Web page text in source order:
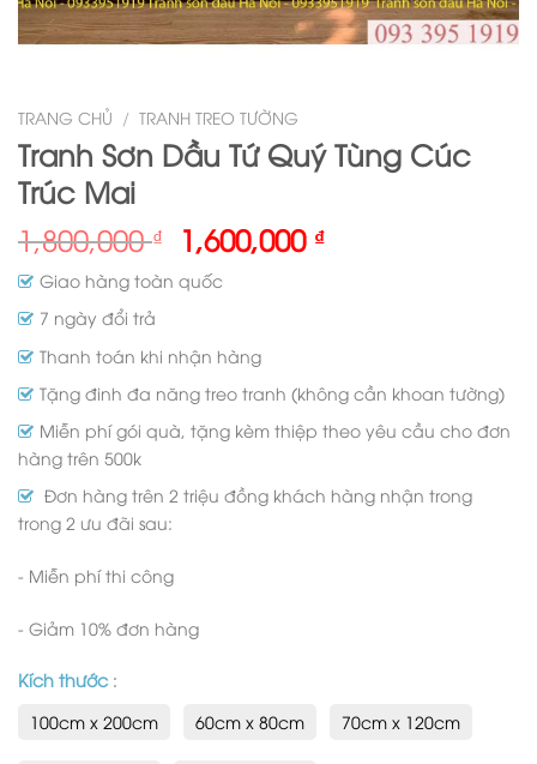
TRANG CHỦ / TRANH TREO TƯỜNG
Tranh Sơn Dầu Tứ Quý Tùng Cúc
Trúc Mai
1,800,000₫ 1,600,000 ₫
Giao hàng toàn quốc
7 ngày đổi trả
Thanh toán khi nhận hàng
Tặng đinh đa năng treo tranh (không cần khoan tường)
Miễn phí gói quà, tặng kèm thiệp theo yêu cầu cho đơn
hàng trên 500k
Đơn hàng trên 2 triệu đồng khách hàng nhận trong
trong 2 ưu đãi sau:
- Miễn phí thi công
- Giảm 10% đơn hàng
Kích thước :
100cm x 200cm
60cm x 80cm 70cm x 120cm